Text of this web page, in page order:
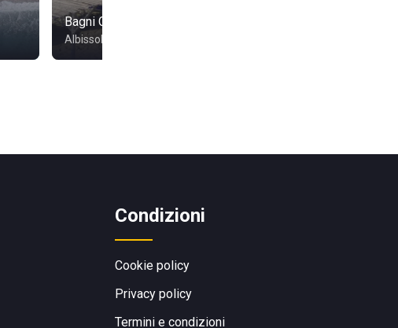
Bagni Colombo
Albissola Marina
Condizioni
Cookie policy
Privacy policy
Termini e condizioni